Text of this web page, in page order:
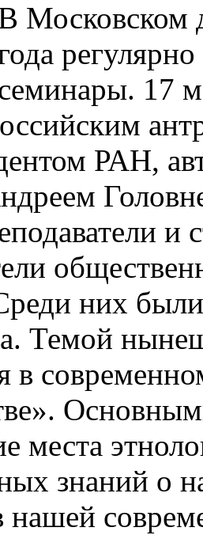
Московском
17
РАН,
и
них
Темой
в
места
знаний о
нашей